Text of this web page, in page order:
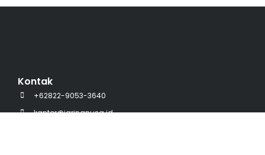
Kontak
+62822-9053-3640
kantor@jaringnusa.id